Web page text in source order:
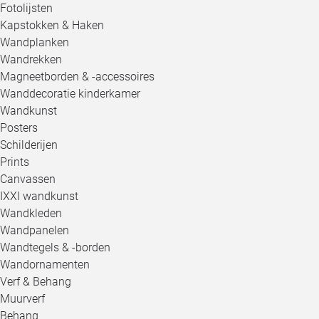
Fotolijsten
Kapstokken & Haken
Wandplanken
Wandrekken
Magneetborden & -accessoires
Wanddecoratie kinderkamer
Wandkunst
Posters
Schilderijen
Prints
Canvassen
IXXI wandkunst
Wandkleden
Wandpanelen
Wandtegels & -borden
Wandornamenten
Verf & Behang
Muurverf
Behang